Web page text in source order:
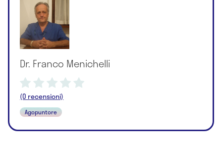
Dr. Franco Menichelli
(0 recensioni)
Agopuntore